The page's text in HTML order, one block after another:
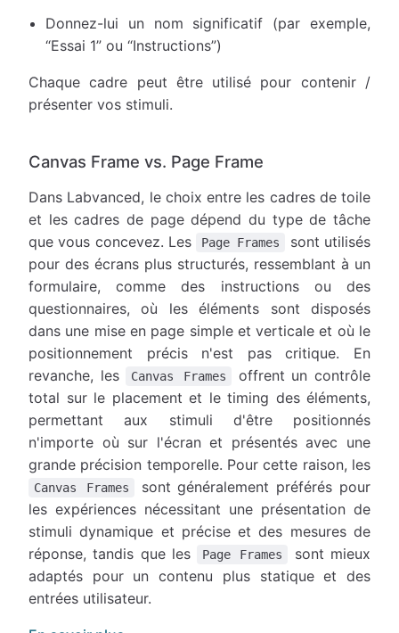
Donnez-lui un nom significatif (par exemple,
“Essai 1” ou “Instructions”)
Chaque cadre peut être utilisé pour contenir /
présenter vos stimuli.
Canvas Frame vs. Page Frame
Dans Labvanced, le choix entre les cadres de toile
et les cadres de page dépend du type de tâche
que vous concevez. Les
Page Frames
sont utilisés
pour des écrans plus structurés, ressemblant à un
formulaire, comme des instructions ou des
questionnaires, où les éléments sont disposés
dans une mise en page simple et verticale et où le
positionnement précis n'est pas critique. En
revanche, les
Canvas Frames
offrent un contrôle
total sur le placement et le timing des éléments,
permettant aux stimuli d'être positionnés
n'importe où sur l'écran et présentés avec une
grande précision temporelle. Pour cette raison, les
Canvas Frames
sont généralement préférés pour
les expériences nécessitant une présentation de
stimuli dynamique et précise et des mesures de
réponse, tandis que les
Page Frames
sont mieux
adaptés pour un contenu plus statique et des
entrées utilisateur.